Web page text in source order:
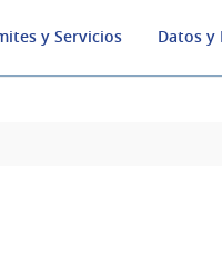
y Servicios Datos y